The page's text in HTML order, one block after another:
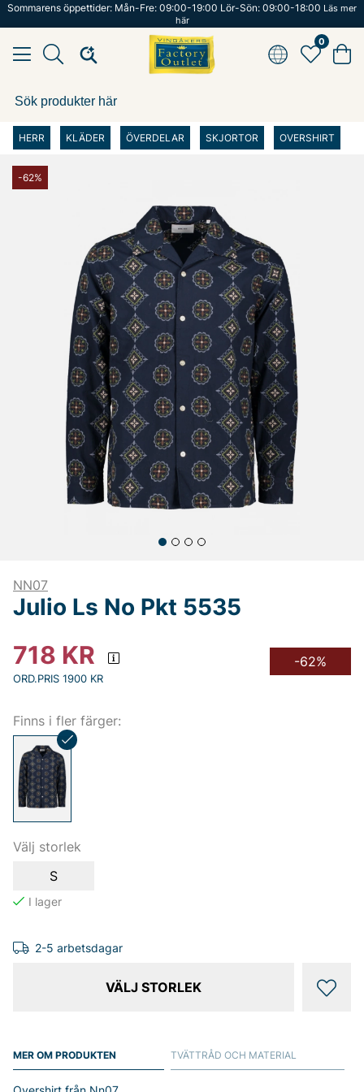
Sommarens öppettider: Mån-Fre: 09:00-19:00 Lör-Sön: 09:00-18:00 Läs mer
här
0
HERR KLÄDER ÖVERDELAR SKJORTOR OVERSHIRT
-62%
NN07
Julio Ls No Pkt 5535
718 KR
ORD.PRIS 1900 KR
-62%
Finns i fler färger:
Välj storlek
S
2-5 arbetsdagar
VÄLJ STORLEK
MER OM PRODUKTEN TVÄTTRÅD OCH MATERIAL